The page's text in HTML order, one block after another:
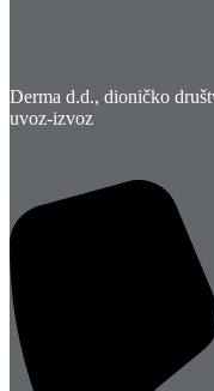
Derma d.d., dioničko
uvoz-izvoz